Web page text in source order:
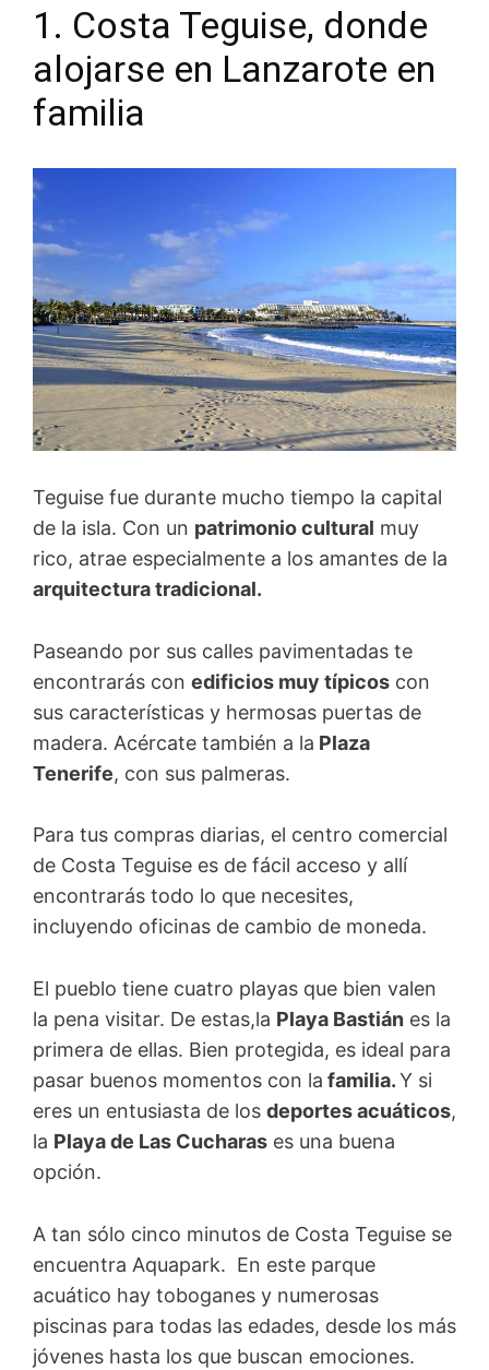
1. Costa Teguise, donde
alojarse en Lanzarote en
familia
Teguise fue durante mucho tiempo la capital
de la isla. Con un patrimonio cultural muy
rico, atrae especialmente a los amantes de la
arquitectura tradicional.
Paseando por sus calles pavimentadas te
encontrarás con edificios muy típicos con
sus características y hermosas puertas de
madera. Acércate también a la Plaza
Tenerife, con sus palmeras.
Para tus compras diarias, el centro comercial
de Costa Teguise es de fácil acceso y allí
encontrarás todo lo que necesites,
incluyendo oficinas de cambio de moneda.
El pueblo tiene cuatro playas que bien valen
la pena visitar. De estas,la Playa Bastián es la
primera de ellas. Bien protegida, es ideal para
pasar buenos momentos con la familia.Y si
eres un entusiasta de los deportes acuáticos,
la Playa de Las Cucharas es una buena
opción.
A tan sólo cinco minutos de Costa Teguise se
encuentra Aquapark. En este parque
acuático hay toboganes y numerosas
piscinas para todas las edades, desde los más
jóvenes hasta los que buscan emociones.